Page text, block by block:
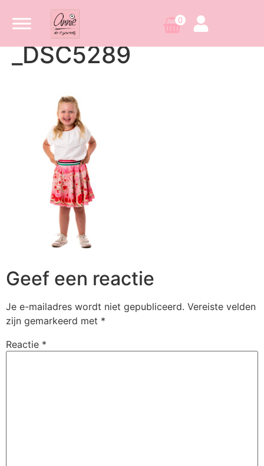
0
_DSC5289
Geef een reactie
Je e-mailadres wordt niet gepubliceerd. Vereiste velden
zijn gemarkeerd met *
Reactie *